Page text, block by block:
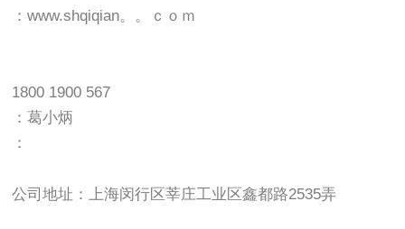
：www.shqiqian。。ｃｏｍ
1800 1900 567
：葛小炳
：
公司地址：上海闵行区莘庄工业区鑫都路2535弄